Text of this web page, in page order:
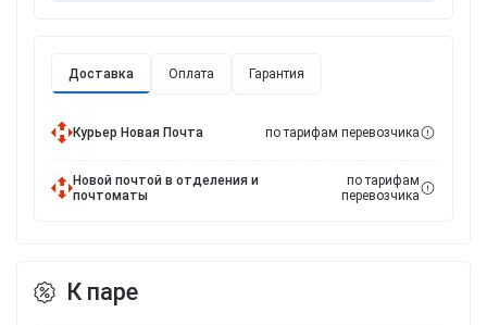
Доставка Оплата Гарантия
Курьер Новая Почта по тарифам перевозчика
Новой почтой в отделения и
почтоматы
по тарифам
перевозчика
К паре